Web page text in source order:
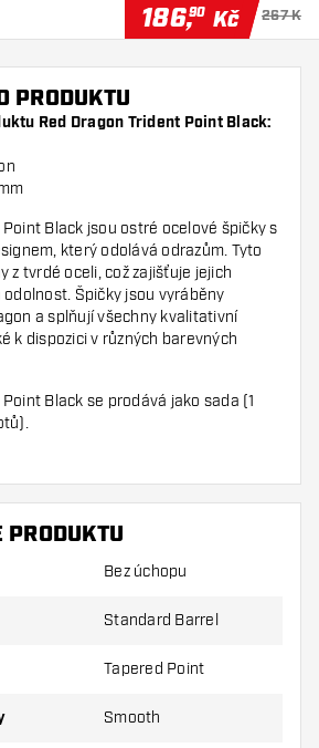
186,90 Kč 267 Kč
PRODUKTU
Red Dragon Trident Point Black:
Black jsou ostré ocelové špičky s
který odolává odrazům. Tyto
z tvrdé oceli, což zajišťuje jejich
Špičky jsou vyráběny
a splňují všechny kvalitativní
k dispozici v různých barevných
Black se prodává jako sada (1
Bez úchopu
Standard Barrel
Tapered Point
Smooth